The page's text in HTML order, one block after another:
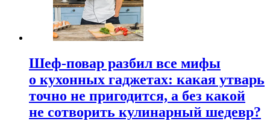
Шеф-повар разбил все мифы
о кухонных гаджетах: какая утварь
точно не пригодится, а без какой
не сотворить кулинарный шедевр?